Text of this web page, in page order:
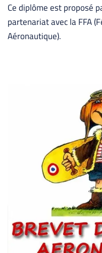
Ce diplôme est proposé
partenariat avec la FFA
Aéronautique).